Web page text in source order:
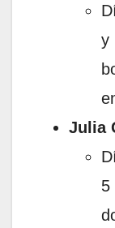
y
Julia
5